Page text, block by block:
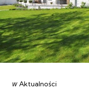
Categories
post
w Aktualności